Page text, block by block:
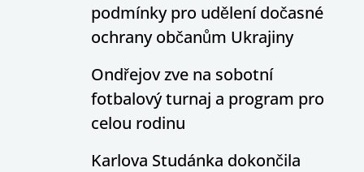
podmínky pro udělení dočasné
ochrany občanům Ukrajiny
Ondřejov zve na sobotní
fotbalový turnaj a program pro
celou rodinu
Karlova Studánka dokončila